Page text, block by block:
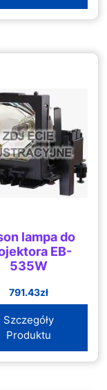
lampa do
EB-
535W
791.43zł
Szczegóły
Produktu